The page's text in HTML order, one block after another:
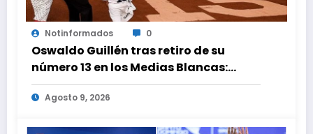
Notinformados 0
Oswaldo Guillén tras retiro de su
número 13 en los Medias Blancas:
«Cumplí mis sueños»
Agosto 9, 2026